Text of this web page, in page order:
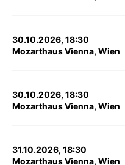
30.10.2026, 18:30
Mozarthaus Vienna, Wien
30.10.2026, 18:30
Mozarthaus Vienna, Wien
31.10.2026, 18:30
Mozarthaus Vienna, Wien